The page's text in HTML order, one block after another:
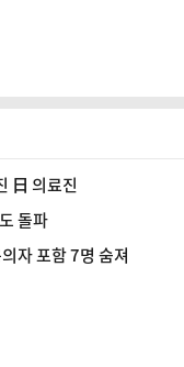
日 의료진
돌파
자 포함 7명 숨져